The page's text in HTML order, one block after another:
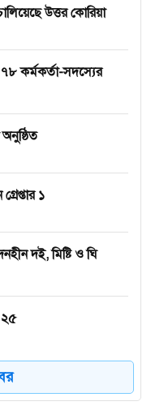
উত্তর কোরিয়া
৭৮ কর্মকর্তা-সদস্যের
১
দই, মিষ্টি ও ঘি
২৫
অভিযানে ৬ মাদক